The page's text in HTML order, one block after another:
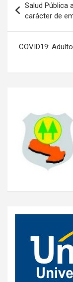
de
entradas
Salud Pública
carácter de
COVID19: